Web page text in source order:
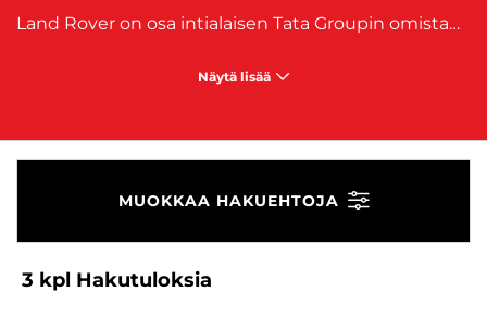
Land Rover on osa intialaisen Tata Groupin omistamaa Jaguar Land Rover -yhtiötä. Land Roverin historia ulottuu aina vuoden 1948 Britanniaan asti, missä maastureita alettiin valmistaa hyötykäyttöön. Sittemmin ikoniseksi maasturibrändiksi muotoutunut citymaasturi- ja maastoautovalmistaja on tunnettu tehokkaista ja näyttävistä autoistaan. Luotettava Land Rover -vaihtoauto toimii kätevästi myös koko perheen citymaasturina.
Näytä lisää
MUOKKAA HAKUEHTOJA
3 kpl Hakutuloksia